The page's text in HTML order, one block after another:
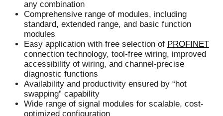
any combination
Comprehensive range of modules, including
standard, extended range, and basic function
modules
Easy application with free selection of PROFINET
connection technology, tool-free wiring, improved
accessibility of wiring, and channel-precise
diagnostic functions
Availability and productivity ensured by “hot
swapping” capability
Wide range of signal modules for scalable, cost-
optimized configuration